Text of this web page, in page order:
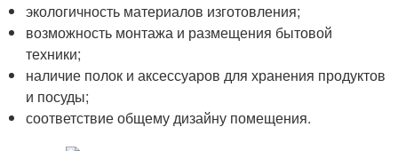
экологичность материалов изготовления;
возможность монтажа и размещения бытовой
техники;
наличие полок и аксессуаров для хранения продуктов
и посуды;
соответствие общему дизайну помещения.